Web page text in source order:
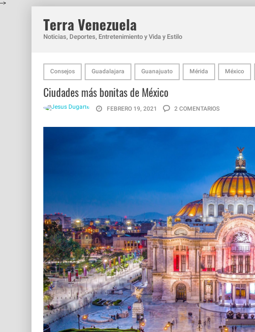
-->
Terra Venezuela
Noticias, Deportes, Entretenimiento y Vida y Estilo
Consejos Guadalajara Guanajuato Mérida México
Ciudades más bonitas de México
FEBRERO 19, 2021 2 COMENTARIOS